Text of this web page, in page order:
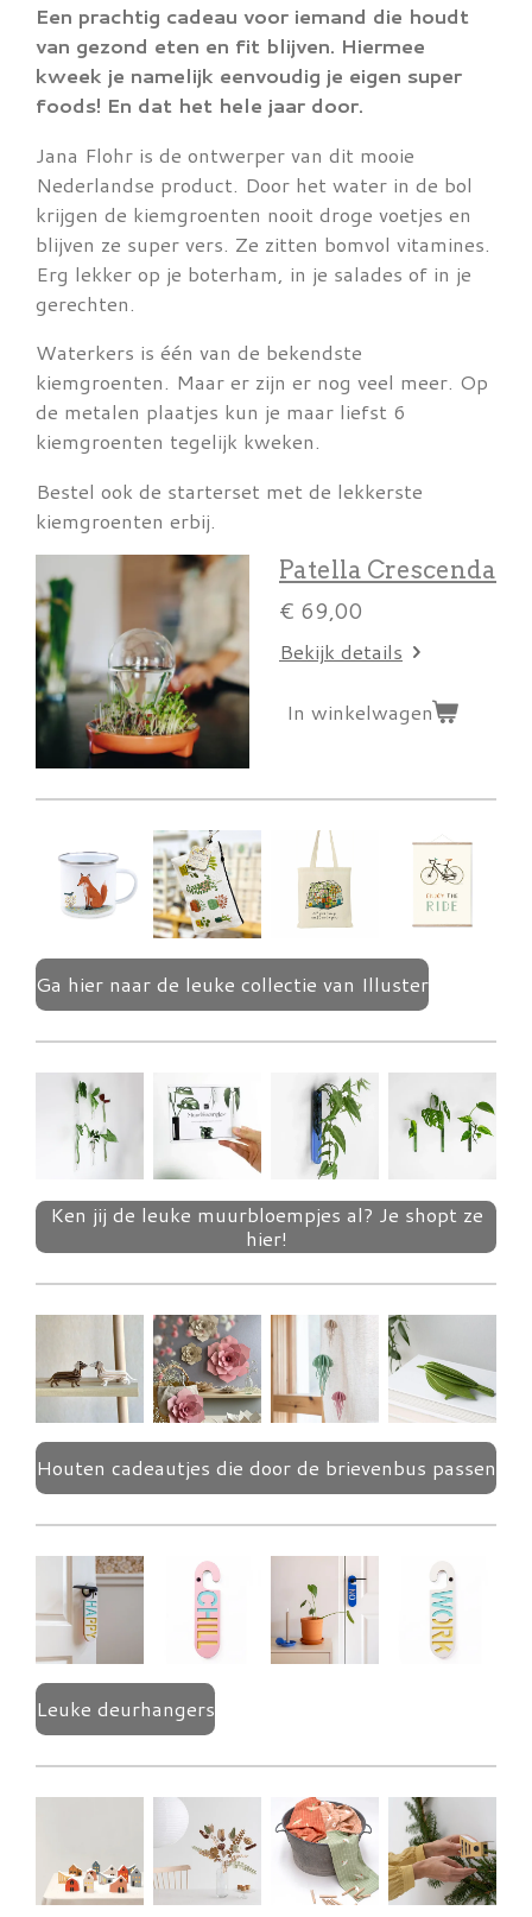
Een prachtig cadeau voor iemand die houdt
van gezond eten en fit blijven. Hiermee
kweek je namelijk eenvoudig je eigen super
foods! En dat het hele jaar door.
Jana Flohr is de ontwerper van dit mooie
Nederlandse product. Door het water in de bol
krijgen de kiemgroenten nooit droge voetjes en
blijven ze super vers. Ze zitten bomvol vitamines.
Erg lekker op je boterham, in je salades of in je
gerechten.
Waterkers is één van de bekendste
kiemgroenten. Maar er zijn er nog veel meer. Op
de metalen plaatjes kun je maar liefst 6
kiemgroenten tegelijk kweken.
Bestel ook de starterset met de lekkerste
kiemgroenten erbij.
Patella Crescenda
€ 69,00
Bekijk details
In winkelwagen
Ga hier naar de leuke collectie van Illuster
Ken jij de leuke muurbloempjes al? Je shopt ze
hier!
Houten cadeautjes die door de brievenbus passen
Leuke deurhangers